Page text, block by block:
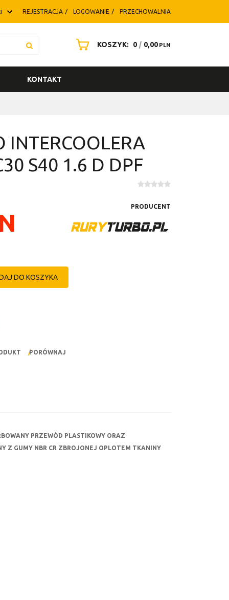
REJESTRACJA LOGOWANIE PRZECHOWALNIA
KOSZYK: 0 | 0,00 PLN
KONTAKT
INTERCOOLERA
S40 1.6 D DPF
DO KOSZYKA
PRODUCENT
PORÓWNAJ
PRZEWÓD PLASTIKOWY ORAZ
Z GUMY NBR CR ZBROJONEJ OPLOTEM TKANINY